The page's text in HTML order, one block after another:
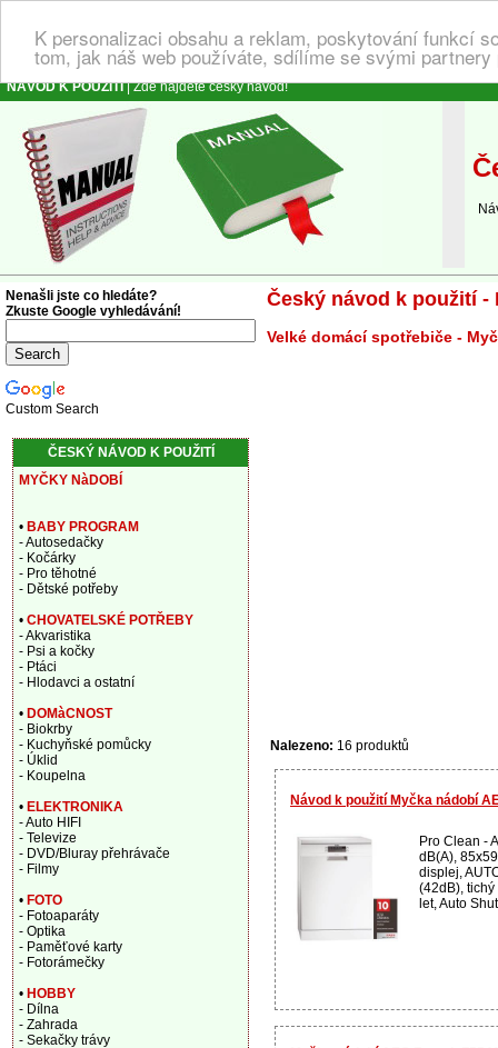
K personalizaci obsahu a reklam, poskytování funkcí
tom, jak náš web používáte, sdílíme se svými
NÁVOD K POUŽITÍ| Zde najdete český návod!
Český návod k použití -
Velké domácí spotřebiče -
Nalezeno: 16 produktů
Návod k použití Myčka nádobí
Pro Clean -
dB(A),
displej,
(42dB),
let, Auto
Nenašli jste co hledáte?
Zkuste Google vyhledávání!
Custom Search
ČESKÝ NÁVOD K POUŽITÍ
MYČKY NàDOBÍ
• BABY PROGRAM
- Autosedačky
- Kočárky
- Pro těhotné
- Dětské potřeby
• CHOVATELSKÉ POTŘEBY
- Akvaristika
- Psi a kočky
- Ptáci
- Hlodavci a ostatní
• DOMàCNOST
- Biokrby
- Kuchyňské pomůcky
- Úklid
- Koupelna
• ELEKTRONIKA
- Auto HIFI
- Televize
- DVD/Bluray přehrávače
- Filmy
• FOTO
- Fotoaparáty
- Optika
- Paměťové karty
- Fotorámečky
• HOBBY
- Dílna
- Zahrada
- Sekačky trávy